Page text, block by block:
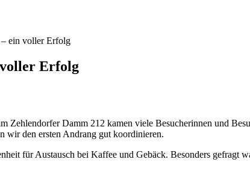
– ein voller Erfolg
Erfolg
Zehlendorfer Damm 212 kamen viele Besucherinnen und
wir den ersten Andrang gut koordinieren.
für Austausch bei Kaffee und Gebäck. Besonders gefragt